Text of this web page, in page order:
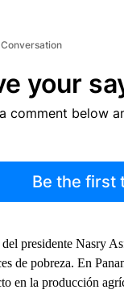
your
comment below
Be the first
presidente Nasry
de pobreza. En
en la producción